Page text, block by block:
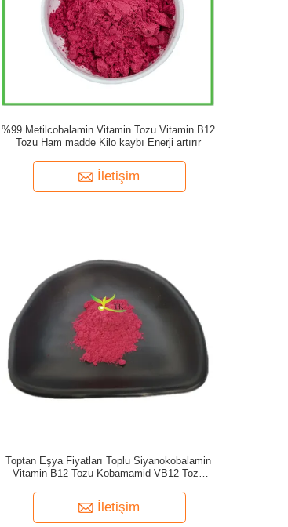
%99 Metilcobalamin Vitamin Tozu Vitamin B12
Tozu Ham madde Kilo kaybı Enerji artırır
İletişim
Toptan Eşya Fiyatları Toplu Siyanokobalamin
Vitamin B12 Tozu Kobamamid VB12 Tozu
İletişim